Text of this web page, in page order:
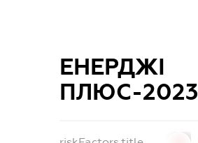
ЕНЕРДЖІ
ПЛЮС-2023